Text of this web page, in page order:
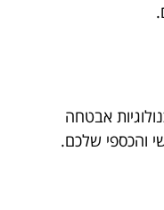
אבטחה
והכספי שלכם.